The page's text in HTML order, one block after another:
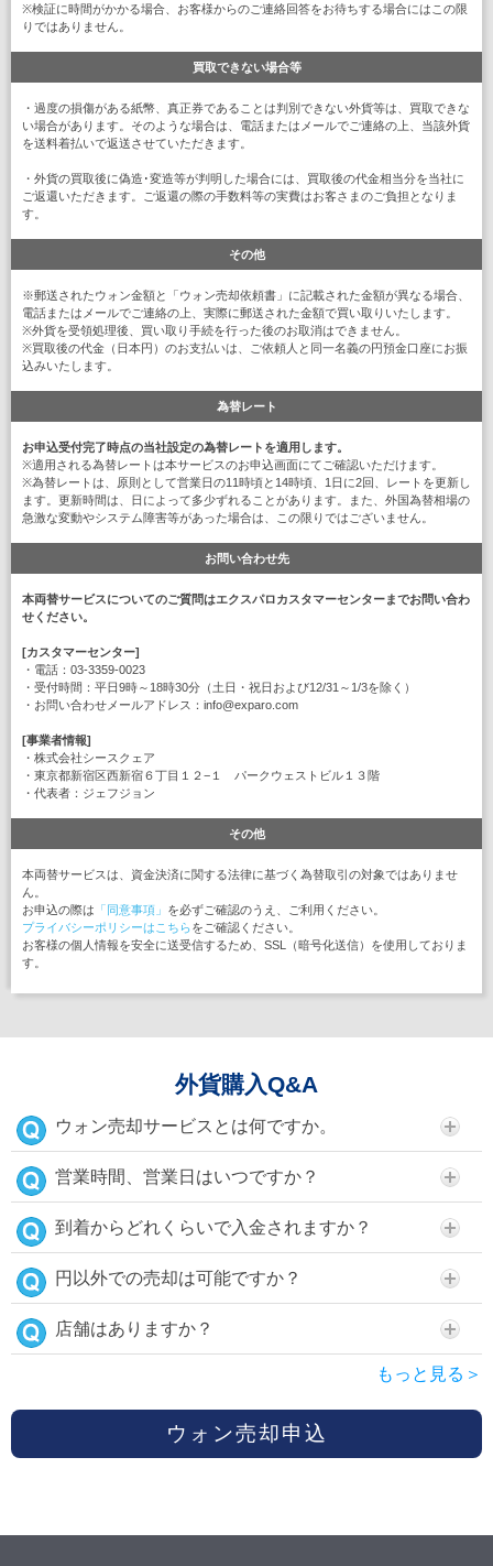
※検証に時間がかかる場合、お客様からのご連絡回答をお待ちする場合にはこの限
りではありません。
買取できない場合等
・過度の損傷がある紙幣、真正券であることは判別できない外貨等は、買取できな
い場合があります。そのような場合は、電話またはメールでご連絡の上、当該外貨
を送料着払いで返送させていただきます。
・外貨の買取後に偽造･変造等が判明した場合には、買取後の代金相当分を当社に
ご返還いただきます。ご返還の際の手数料等の実費はお客さまのご負担となりま
す。
その他
※郵送されたウォン金額と「ウォン売却依頼書」に記載された金額が異なる場合、
電話またはメールでご連絡の上、実際に郵送された金額で買い取りいたします。
※外貨を受領処理後、買い取り手続を行った後のお取消はできません。
※買取後の代金（日本円）のお支払いは、ご依頼人と同一名義の円預金口座にお振
込みいたします。
為替レート
お申込受付完了時点の当社設定の為替レートを適用します。
※適用される為替レートは本サービスのお申込画面にてご確認いただけます。
※為替レートは、原則として営業日の11時頃と14時頃、1日に2回、レートを更新し
ます。更新時間は、日によって多少ずれることがあります。また、外国為替相場の
急激な変動やシステム障害等があった場合は、この限りではございません。
お問い合わせ先
本両替サービスについてのご質問はエクスパロカスタマーセンターまでお問い合わ
せください。
[カスタマーセンター]
・電話：03-3359-0023
・受付時間：平日9時～18時30分（土日・祝日および12/31～1/3を除く）
・お問い合わせメールアドレス：info@exparo.com
[事業者情報]
・株式会社シースクェア
・東京都新宿区西新宿６丁目１２−１ パークウェストビル１３階
・代表者：ジェフジョン
その他
本両替サービスは、資金決済に関する法律に基づく為替取引の対象ではありませ
ん。
お申込の際は 「同意事項」 を必ずご確認のうえ、ご利用ください。
プライバシーポリシーはこちらをご確認ください。
お客様の個人情報を安全に送受信するため、SSL（暗号化送信）を使用しておりま
す。
外貨購入Q&A
ウォン売却サービスとは何ですか。
営業時間、営業日はいつですか？
到着からどれくらいで入金されますか？
円以外での売却は可能ですか？
店舗はありますか？
もっと見る＞
ウォン売却申込